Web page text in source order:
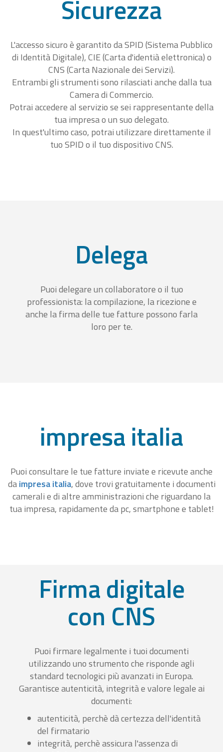
Sicurezza
L'accesso sicuro è garantito da SPID (Sistema Pubblico
di Identità Digitale), CIE (Carta d'identià elettronica) o
CNS (Carta Nazionale dei Servizi).
Entrambi gli strumenti sono rilasciati anche dalla tua
Camera di Commercio.
Potrai accedere al servizio se sei rappresentante della
tua impresa o un suo delegato.
In quest'ultimo caso, potrai utilizzare direttamente il
tuo SPID o il tuo dispositivo CNS.
Delega
Puoi delegare un collaboratore o il tuo
professionista: la compilazione, la ricezione e
anche la firma delle tue fatture possono farla
loro per te.
impresa italia
Puoi consultare le tue fatture inviate e ricevute anche
daimpresa italia, dove trovi gratuitamente i documenti
camerali e di altre amministrazioni che riguardano la
tua impresa, rapidamente da pc, smartphone e tablet!
Firma digitale
con CNS
Puoi firmare legalmente i tuoi documenti
utilizzando uno strumento che risponde agli
standard tecnologici più avanzati in Europa.
Garantisce autenticità, integrità e valore legale ai
documenti:
autenticità, perchè dà certezza dell'identità
del firmatario
integrità, perchè assicura l'assenza di